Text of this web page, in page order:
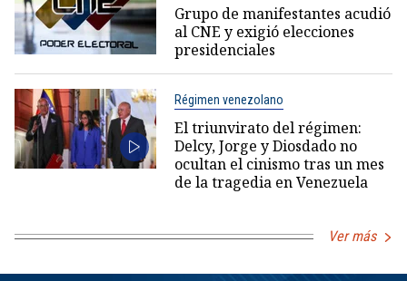
Grupo de manifestantes acudió
al CNE y exigió elecciones
presidenciales
Régimen venezolano
El triunvirato del régimen:
Delcy, Jorge y Diosdado no
ocultan el cinismo tras un mes
de la tragedia en Venezuela
Ver más